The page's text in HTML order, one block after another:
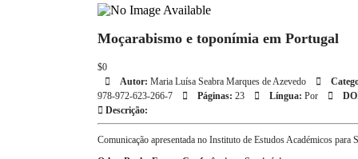
Moçarabismo e toponímia em Portugal
$0
Autor: Maria Luísa Seabra Marques de Azevedo
978-972-623-266-7
Páginas: 23 Língua: Por
Descrição:
Comunicação apresentada no Instituto de Estudos Académicos